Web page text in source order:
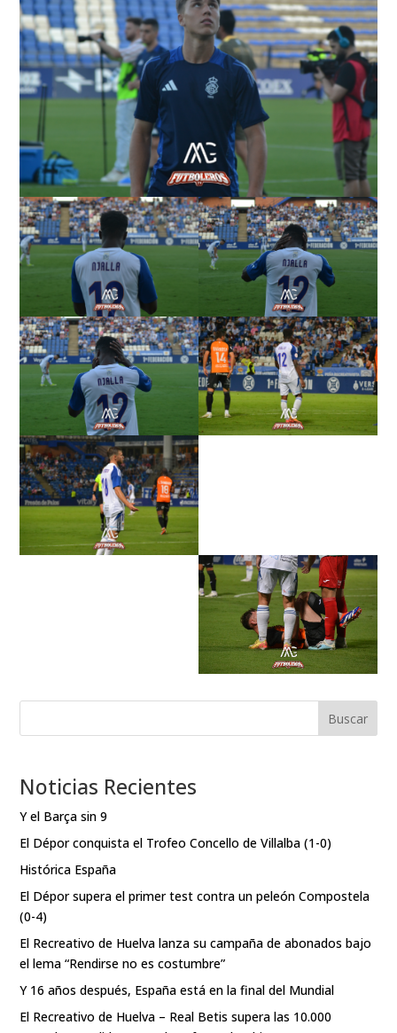
Buscar
Noticias Recientes
Y el Barça sin 9
El Dépor conquista el Trofeo Concello de Villalba (1-0)
Histórica España
El Dépor supera el primer test contra un peleón Compostela
(0-4)
El Recreativo de Huelva lanza su campaña de abonados bajo
el lema “Rendirse no es costumbre”
Y 16 años después, España está en la final del Mundial
El Recreativo de Huelva – Real Betis supera las 10.000